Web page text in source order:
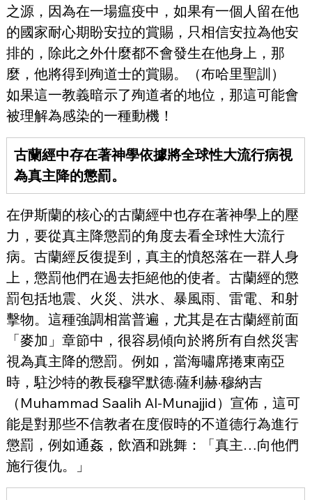
之源，因為在一場瘟疫中，如果有一個人留在他
的國家耐心期盼安拉的賞賜，只相信安拉為他安
排的，除此之外什麼都不會發生在他身上，那
麼，他將得到殉道士的賞賜。（布哈里聖訓）
如果這一教義暗示了殉道者的地位，那這可能會
被理解為感染的一種動機！
古蘭經中存在著神學依據將全球性大流行病視
為真主降的懲罰。
在伊斯蘭的核心的古蘭經中也存在著神學上的壓
力，要從真主降懲罰的角度去看全球性大流行
病。古蘭經反復提到，真主的憤怒落在一群人身
上，懲罰他們在過去拒絕他的使者。古蘭經的懲
罰包括地震、火災、洪水、暴風雨、雷電、和射
擊物。這種強調相當普遍，尤其是在古蘭經前面
「麥加」章節中，很容易傾向於將所有自然災害
視為真主降的懲罰。例如，當海嘯席捲東南亞
時，駐沙特的教長穆罕默德·薩利赫·穆納吉
（Muhammad Saalih Al-Munajjid）宣佈，這可
能是對那些不信教者在度假時的不道德行為進行
懲罰，例如通姦，飲酒和跳舞：「真主…向他們
施行復仇。」